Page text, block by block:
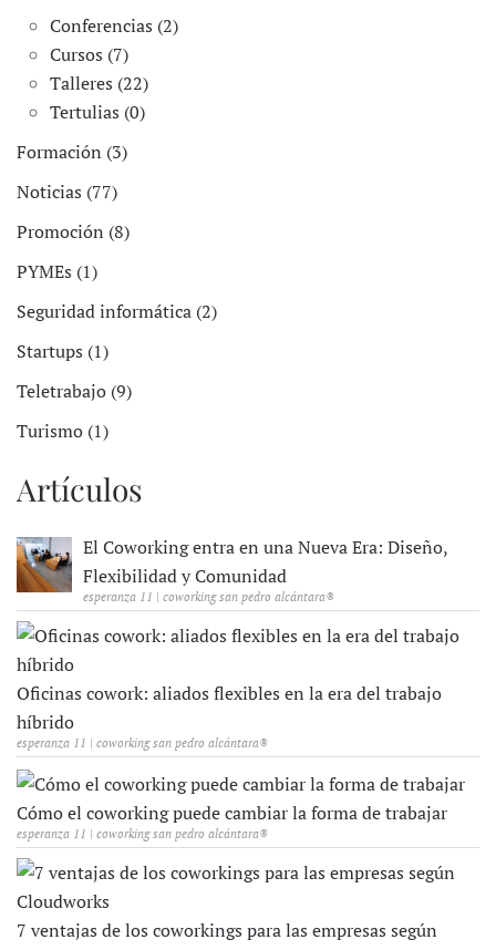
Conferencias (2)
Cursos (7)
Talleres (22)
Tertulias (0)
Formación (3)
Noticias (77)
Promoción (8)
PYMEs (1)
Seguridad informática (2)
Startups (1)
Teletrabajo (9)
Turismo (1)
Artículos
El Coworking entra en una Nueva Era: Diseño,
Flexibilidad y Comunidad
esperanza 11 | coworking san pedro alcántara®
Oficinas cowork: aliados flexibles en la era del trabajo
híbrido
esperanza 11 | coworking san pedro alcántara®
Cómo el coworking puede cambiar la forma de trabajar
esperanza 11 | coworking san pedro alcántara®
7 ventajas de los coworkings para las empresas según